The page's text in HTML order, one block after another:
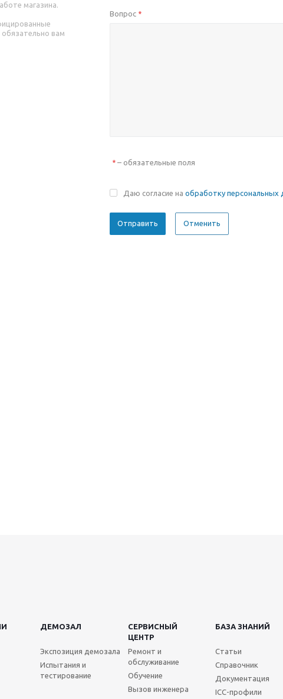
магазина.
обязательно вам
Вопрос *
*– обязательные поля
Даю согласие на обработку персональных
Отменить
ДЕМОЗАЛ
СЕРВИСНЫЙ
ЦЕНТР
БАЗА ЗНАНИЙ
Экспозиция демозала
Испытания и
тестирование
Ремонт и
обслуживание
Обучение
Вызов инженера
Статьи
Справочник
Документация
ICC-профили